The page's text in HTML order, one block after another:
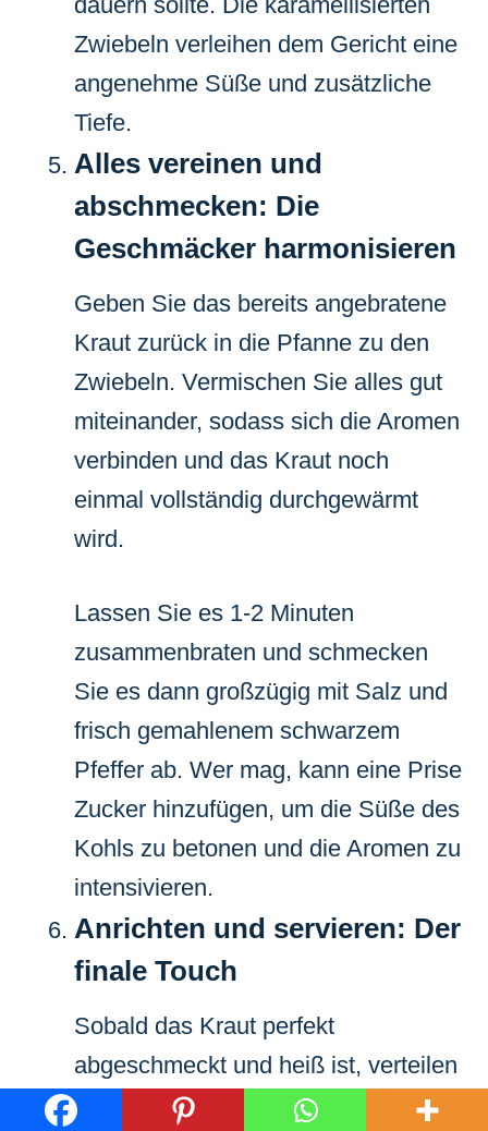
Zwiebeln verleihen dem Gericht eine
angenehme Süße und zusätzliche
Tiefe.
Alles vereinen und
abschmecken: Die
Geschmäcker harmonisieren
Geben Sie das bereits angebratene
Kraut zurück in die Pfanne zu den
Zwiebeln. Vermischen Sie alles gut
miteinander, sodass sich die Aromen
verbinden und das Kraut noch
einmal vollständig durchgewärmt
wird.
Lassen Sie es 1-2 Minuten
zusammenbraten und schmecken
Sie es dann großzügig mit Salz und
frisch gemahlenem schwarzem
Pfeffer ab. Wer mag, kann eine Prise
Zucker hinzufügen, um die Süße des
Kohls zu betonen und die Aromen zu
intensivieren.
Anrichten und servieren: Der
finale Touch
Sobald das Kraut perfekt
abgeschmeckt und heiß ist, verteilen
Sie es auf Tellern. Bestreuen Sie